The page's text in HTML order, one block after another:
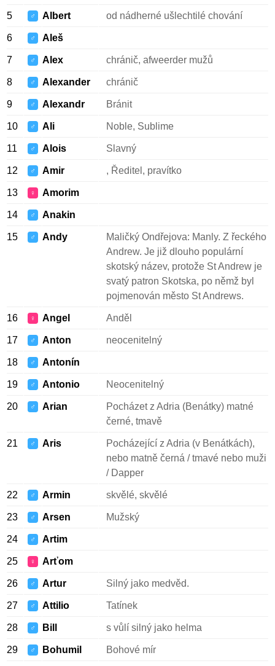
5 ♂ Albert od nádherné ušlechtilé chování
6 ♂ Aleš
7 ♂ Alex chránič, afweerder mužů
8 ♂ Alexander chránič
9 ♂ Alexandr Bránit
10 ♂ Ali Noble, Sublime
11 ♂ Alois Slavný
12 ♂ Amir , Ředitel, pravítko
13 ♀ Amorim
14 ♂ Anakin
15 ♂ Andy
Maličký Ondřejova: Manly. Z řeckého
Andrew. Je již dlouho populární
skotský název, protože St Andrew je
svatý patron Skotska, po němž byl
pojmenován město St Andrews.
16 ♀ Angel Anděl
17 ♂ Anton neocenitelný
18 ♂ Antonín
19 ♂ Antonio Neocenitelný
20 ♂ Arian
Pocházet z Adria (Benátky) matné
černé, tmavě
21 ♂ Aris
Pocházející z Adria (v Benátkách),
nebo matně černá / tmavé nebo muži
/ Dapper
22 ♂ Armin skvělé, skvělé
23 ♂ Arsen Mužský
24 ♂ Artim
25 ♀ Arťom
26 ♂ Artur Silný jako medvěd.
27 ♂ Attilio Tatínek
28 ♂ Bill s vůlí silný jako helma
29 ♂ Bohumil Bohové mír